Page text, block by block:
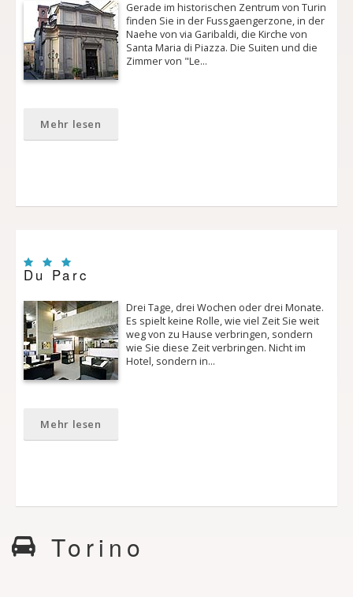
Gerade im historischen Zentrum von Turin
finden Sie in der Fussgaengerzone, in der
Naehe von via Garibaldi, die Kirche von
Santa Maria di Piazza. Die Suiten und die
Zimmer von "Le…
Mehr lesen
Du Parc
Drei Tage, drei Wochen oder drei Monate.
Es spielt keine Rolle, wie viel Zeit Sie weit
weg von zu Hause verbringen, sondern
wie Sie diese Zeit verbringen. Nicht im
Hotel, sondern in…
Mehr lesen
Torino